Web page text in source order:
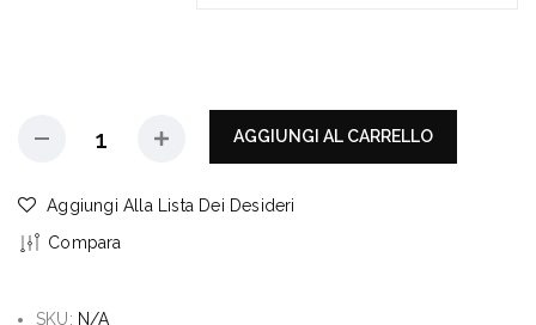
AGGIUNGI AL CARRELLO
Aggiungi Alla Lista Dei Desideri
Compara
SKU: N/A